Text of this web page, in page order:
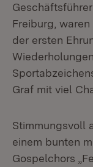
Freiburg,
der ersten
Graf mit viel
Stimmungsvoll
einem bunten
Gospelchors